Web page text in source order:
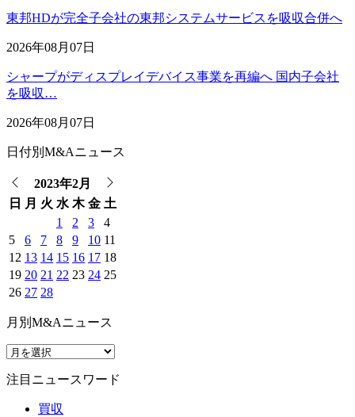
東邦HDが完全子会社の東邦システムサービスを吸収合併へ
2026年08月07日
シャープがディスプレイデバイス事業を再編へ 国内子会社
を吸収…
2026年08月07日
日付別M&Aニュース
2023年2月
日
月 火 水 木 金 土
1
2 3
4
5
6 7 8 9 10 11
12 13 14 15 16 17 18
19 20 21 22 23 24 25
26 27 28
月別M&Aニュース
注目ニュースワード
買収